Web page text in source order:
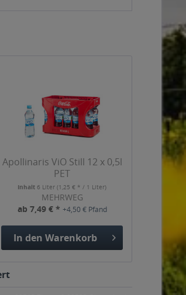
Apollinaris ViO Still 12 x 0,5l
PET
Inhalt 6 Liter(1,25 € * / 1 Liter)
MEHRWEG
ab 7,49 € * +4,50 € Pfand
In den Warenkorb